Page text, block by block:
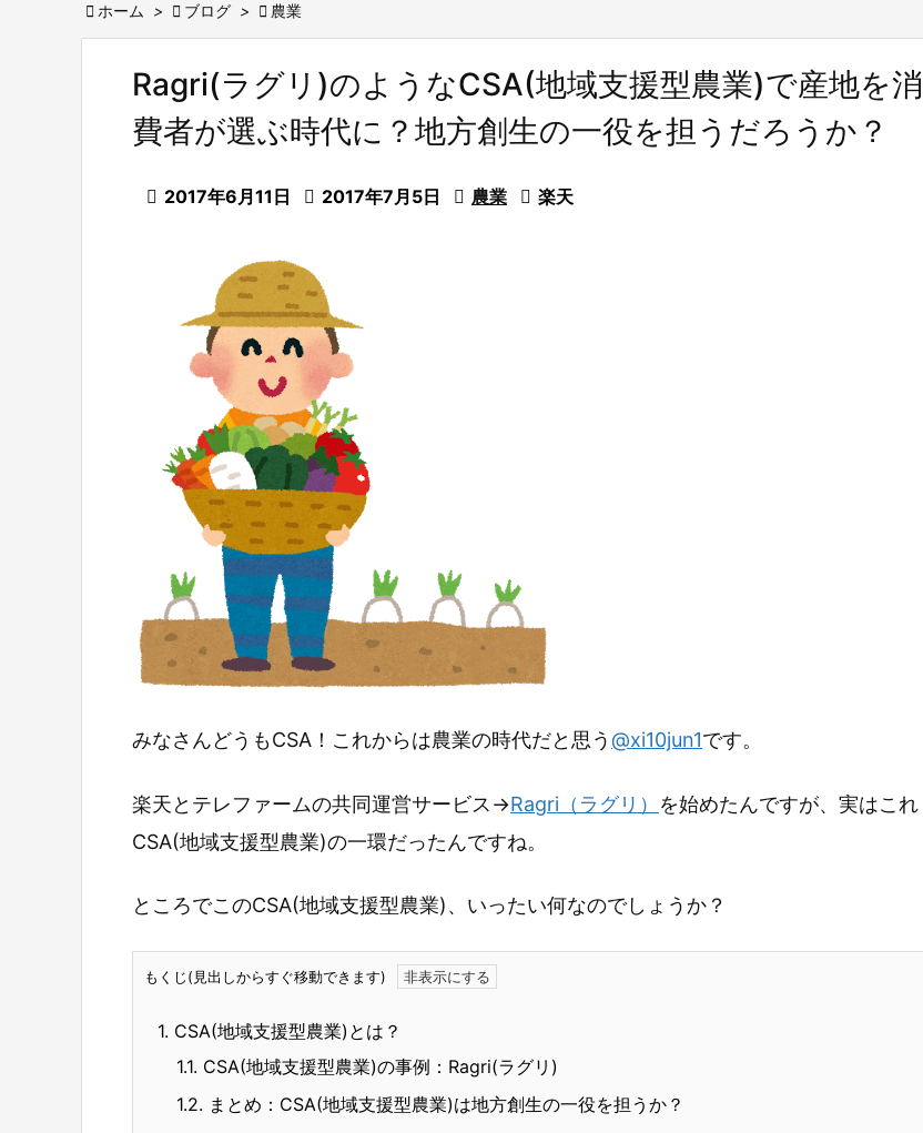
 ホーム >  ブログ >  農業
Ragri(ラグリ)のようなCSA(地域支援型農業)で産地を消
費者が選ぶ時代に？地方創生の一役を担うだろうか？
 2017年6月11日  2017年7月5日  農業  楽天
みなさんどうもCSA！これからは農業の時代だと思う@xi10jun1です。
楽天とテレファームの共同運営サービス→Ragri（ラグリ） を始めたんですが、実はこれ
CSA(地域支援型農業)の一環だったんですね。
ところでこのCSA(地域支援型農業)、いったい何なのでしょうか？
もくじ(見出しからすぐ移動できます)
1. CSA(地域支援型農業)とは？
1.1. CSA(地域支援型農業)の事例：Ragri(ラグリ)
1.2. まとめ：CSA(地域支援型農業)は地方創生の一役を担うか？